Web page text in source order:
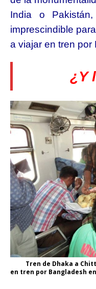
India o
imprescindible
a viajar en tren por
¿Y
Tren de Dhaka a
en tren por Bangladesh